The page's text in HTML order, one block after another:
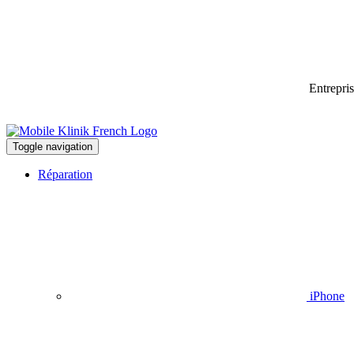
Toggle navigation
Réparation
iPhone